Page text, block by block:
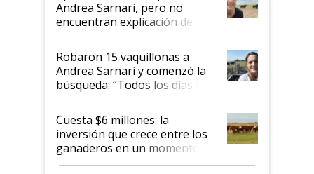
Andrea Sarnari, pero no
encuentran explicación de
cómo llegaron allí
Robaron 15 vaquillonas a
Andrea Sarnari y comenzó la
búsqueda: “Todos los días le
toca a algún productor”
Cuesta $6 millones: la
inversión que crece entre los
ganaderos en un momento
histórico para la actividad